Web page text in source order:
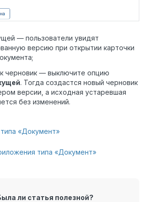
— пользователи увидят
версию при открытии карточки
черновик — выключите опцию
. Тогда создастся новый черновик
версии, а исходная устаревшая
без изменений.
«Документ»
типа «Документ»
ли статья полезной?